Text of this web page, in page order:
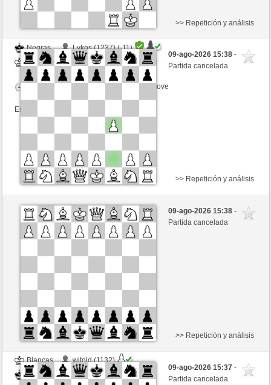
Negras
Lykos (1237) (-11)
Blancas
Buong (1353) (+11)
Tiempo: 23 minutes/side + 8 seconds/move
Esta partida es por puntos
>> Repetición y análisis
09-ago-2026 15:38-
Partida cancelada
Negras
essaim (1605)
Blancas
Buong (1353)
>> Repetición y análisis
09-ago-2026 15:38-
Partida cancelada
Blancas
witold (1132)
Negras
Buong (1353)
>> Repetición y análisis
09-ago-2026 15:37-
Partida cancelada